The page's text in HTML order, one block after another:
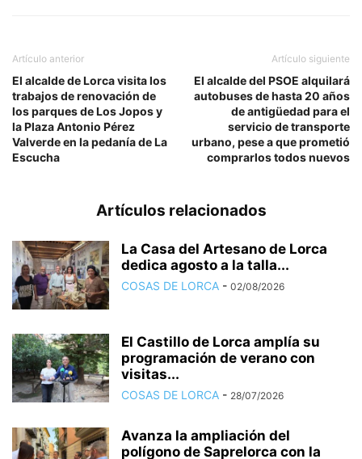
Artículo anterior
El alcalde de Lorca visita los
trabajos de renovación de
los parques de Los Jopos y
la Plaza Antonio Pérez
Valverde en la pedanía de La
Escucha
Artículo siguiente
El alcalde del PSOE alquilará
autobuses de hasta 20 años
de antigüedad para el
servicio de transporte
urbano, pese a que prometió
comprarlos todos nuevos
Artículos relacionados
La Casa del Artesano de Lorca
dedica agosto a la talla...
COSAS DE LORCA - 02/08/2026
El Castillo de Lorca amplía su
programación de verano con
visitas...
COSAS DE LORCA - 28/07/2026
Avanza la ampliación del
polígono de Saprelorca con la